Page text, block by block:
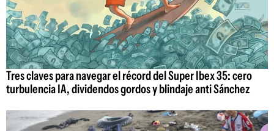
Tres claves para navegar el récord del Super Ibex 35: cero
turbulencia IA, dividendos gordos y blindaje anti Sánchez